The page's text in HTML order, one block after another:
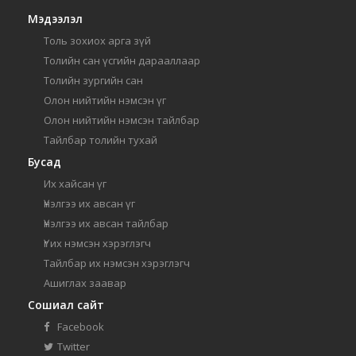
Мэдээлэл
Толь зохиох арга зүй
Толийн сан үсгийн дарааллаар
Толийн зургийн сан
Олон нийтийн нэмсэн үг
Олон нийтийн нэмсэн тайлбар
Тайлбар толийн тухай
Бусад
Их хайсан үг
Үнэлгээ их авсан үг
Үнэлгээ их авсан тайлбар
Үг их нэмсэн хэрэглэгч
Тайлбар их нэмсэн хэрэглэгч
Ашиглах заавар
Сошиал сайт
Facebook
Twitter